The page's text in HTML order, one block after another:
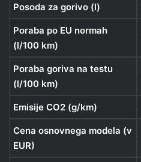
Posoda za gorivo (l)
Poraba po EU normah
(l/100 km)
Poraba goriva na testu
(l/100 km)
Emisije CO2 (g/km)
Cena osnovnega modela (v
EUR)